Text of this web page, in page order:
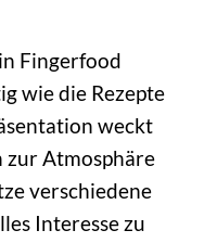
Fingerfood
wie die Rezepte
weckt
Atmosphäre
verschiedene
Interesse zu